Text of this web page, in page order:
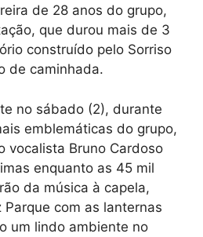
de 28 anos do grupo,
que durou mais de 3
construído pelo Sorriso
de caminhada.
no sábado (2), durante
emblemáticas do grupo,
vocalista Bruno Cardoso
enquanto as 45 mil
da música à capela,
com as lanternas
um lindo ambiente no